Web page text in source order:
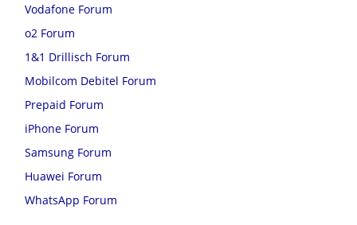
Vodafone Forum
o2 Forum
1&1 Drillisch Forum
Mobilcom Debitel Forum
Prepaid Forum
iPhone Forum
Samsung Forum
Huawei Forum
WhatsApp Forum